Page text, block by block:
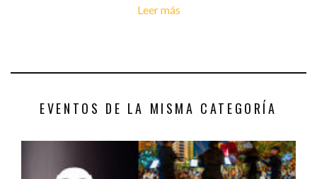
Leer más
EVENTOS DE LA MISMA CATEGORÍA